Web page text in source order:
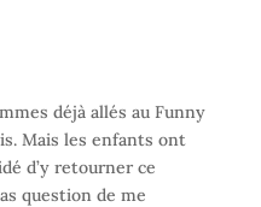
déjà allés au Funny
Mais les enfants ont
d’y retourner ce
question de me